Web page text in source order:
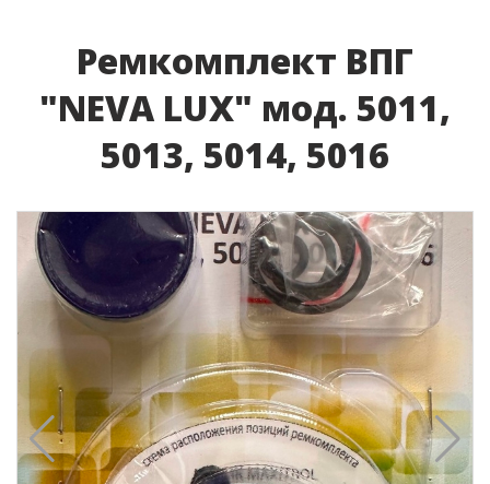
Ремкомплект ВПГ
"NEVA LUX" мод. 5011,
5013, 5014, 5016